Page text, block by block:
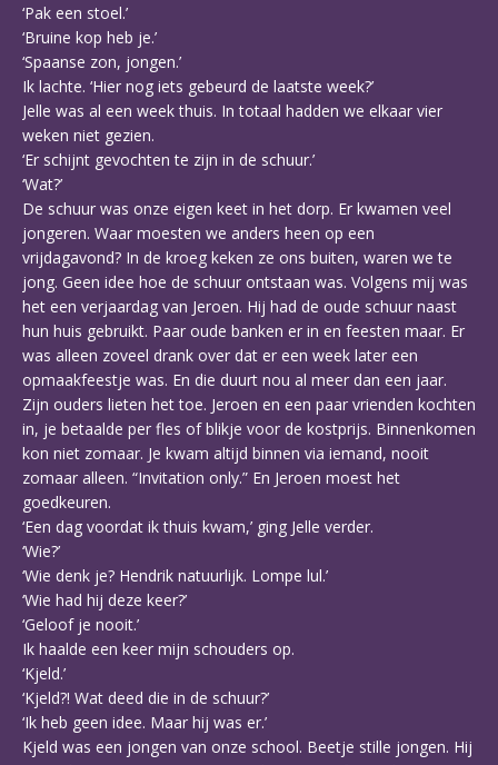
‘Pak een stoel.’
‘Bruine kop heb je.’
‘Spaanse zon, jongen.’
Ik lachte. ‘Hier nog iets gebeurd de laatste week?’
Jelle was al een week thuis. In totaal hadden we elkaar vier
weken niet gezien.
‘Er schijnt gevochten te zijn in de schuur.’
‘Wat?’
De schuur was onze eigen keet in het dorp. Er kwamen veel
jongeren. Waar moesten we anders heen op een
vrijdagavond? In de kroeg keken ze ons buiten, waren we te
jong. Geen idee hoe de schuur ontstaan was. Volgens mij was
het een verjaardag van Jeroen. Hij had de oude schuur naast
hun huis gebruikt. Paar oude banken er in en feesten maar. Er
was alleen zoveel drank over dat er een week later een
opmaakfeestje was. En die duurt nou al meer dan een jaar.
Zijn ouders lieten het toe. Jeroen en een paar vrienden kochten
in, je betaalde per fles of blikje voor de kostprijs. Binnenkomen
kon niet zomaar. Je kwam altijd binnen via iemand, nooit
zomaar alleen. “Invitation only.” En Jeroen moest het
goedkeuren.
‘Een dag voordat ik thuis kwam,’ ging Jelle verder.
‘Wie?’
‘Wie denk je? Hendrik natuurlijk. Lompe lul.’
‘Wie had hij deze keer?’
‘Geloof je nooit.’
Ik haalde een keer mijn schouders op.
‘Kjeld.’
‘Kjeld?! Wat deed die in de schuur?’
‘Ik heb geen idee. Maar hij was er.’
Kjeld was een jongen van onze school. Beetje stille jongen. Hij